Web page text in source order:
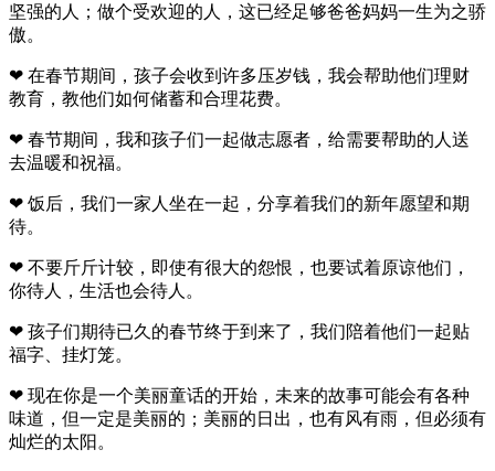
坚强的人；做个受欢迎的人，这已经足够爸爸妈妈一生为之骄
傲。
❤ 在春节期间，孩子会收到许多压岁钱，我会帮助他们理财
教育，教他们如何储蓄和合理花费。
❤ 春节期间，我和孩子们一起做志愿者，给需要帮助的人送
去温暖和祝福。
❤ 饭后，我们一家人坐在一起，分享着我们的新年愿望和期
待。
❤ 不要斤斤计较，即使有很大的怨恨，也要试着原谅他们，
你待人，生活也会待人。
❤ 孩子们期待已久的春节终于到来了，我们陪着他们一起贴
福字、挂灯笼。
❤ 现在你是一个美丽童话的开始，未来的故事可能会有各种
味道，但一定是美丽的；美丽的日出，也有风有雨，但必须有
灿烂的太阳。